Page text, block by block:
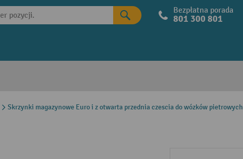
Bezpłatna porada
801 300 801
Skrzynki magazynowe Euro i z otwarta przednia czescia do wózków pietrowych